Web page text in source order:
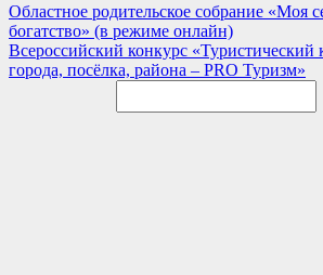
Навигация
по
записям
Областное родительское собрание «Моя
богатство» (в режиме онлайн)
Всероссийский конкурс «Туристический
города, посёлка, района – PRO Туризм»